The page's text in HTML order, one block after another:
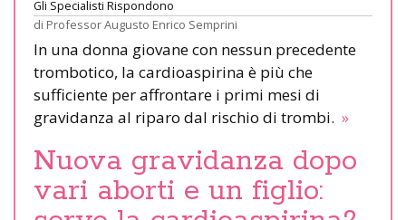
Gli Specialisti Rispondono
di Professor Augusto Enrico Semprini
In una donna giovane con nessun precedente
trombotico, la cardioaspirina è più che
sufficiente per affrontare i primi mesi di
gravidanza al riparo dal rischio di trombi. »
Nuova gravidanza dopo
vari aborti e un figlio: